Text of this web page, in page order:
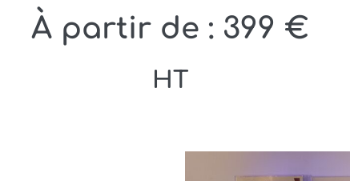
prixÀ partir de : 399 €
HT